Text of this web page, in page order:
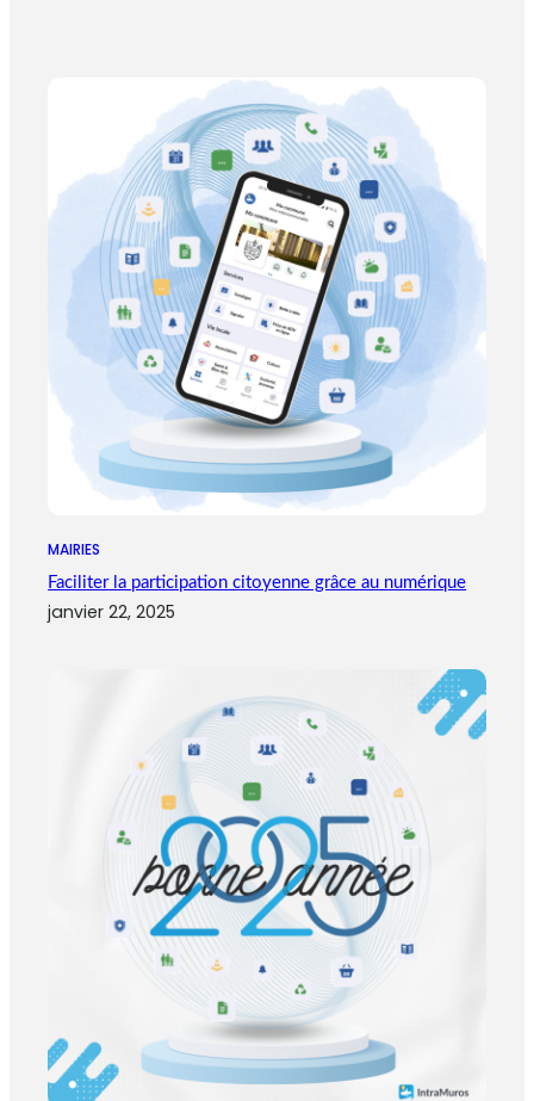
MAIRIES
Faciliter la participation citoyenne grâce au numérique
janvier 22, 2025